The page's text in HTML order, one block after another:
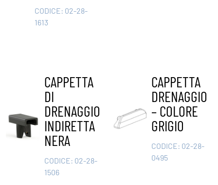
CODICE: 02-28-
1613
CAPPETTA
DI
DRENAGGIO
INDIRETTA
NERA
CODICE: 02-28-
1506
CAPPETTA
DRENAGGIO
– COLORE
GRIGIO
CODICE: 02-28-
0495